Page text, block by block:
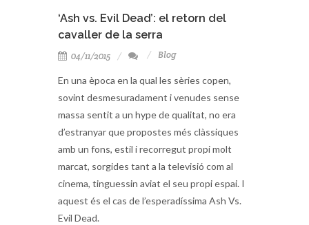
‘Ash vs. Evil Dead’: el retorn del
cavaller de la serra
04/11/2015 Blog
En una època en la qual les sèries copen,
sovint desmesuradament i venudes sense
massa sentit a un hype de qualitat, no era
d’estranyar que propostes més clàssiques
amb un fons, estil i recorregut propi molt
marcat, sorgides tant a la televisió com al
cinema, tinguessin aviat el seu propi espai. I
aquest és el cas de l’esperadíssima Ash Vs.
Evil Dead.